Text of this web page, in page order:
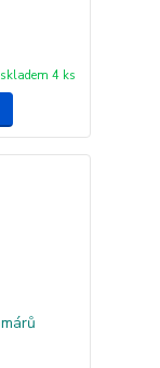
skladem 4 ks